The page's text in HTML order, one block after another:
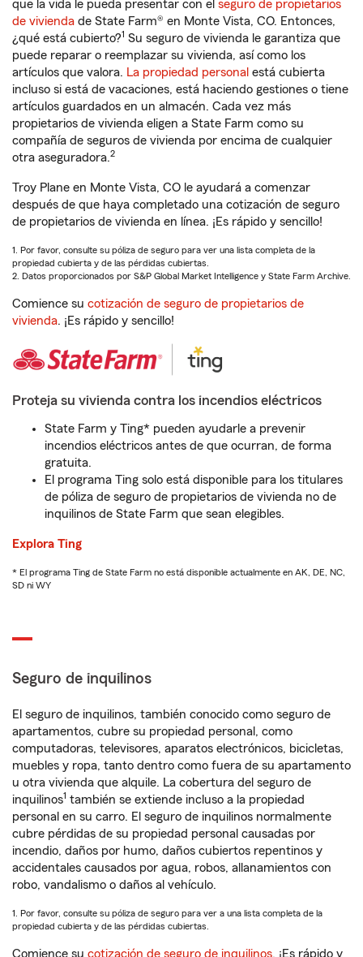
que la vida le pueda presentar con el seguro de propietarios
de vivienda de State Farm® en Monte Vista, CO. Entonces,
¿qué está cubierto?1 Su seguro de vivienda le garantiza que
puede reparar o reemplazar su vivienda, así como los
artículos que valora. La propiedad personal está cubierta
incluso si está de vacaciones, está haciendo gestiones o tiene
artículos guardados en un almacén. Cada vez más
propietarios de vivienda eligen a State Farm como su
compañía de seguros de vivienda por encima de cualquier
otra aseguradora.2
Troy Plane en Monte Vista, CO le ayudará a comenzar
después de que haya completado una cotización de seguro
de propietarios de vivienda en línea. ¡Es rápido y sencillo!
1. Por favor, consulte su póliza de seguro para ver una lista completa de la
propiedad cubierta y de las pérdidas cubiertas.
2. Datos proporcionados por S&P Global Market Intelligence y State Farm Archive.
Comience su cotización de seguro de propietarios de
vivienda. ¡Es rápido y sencillo!
Proteja su vivienda contra los incendios eléctricos
State Farm y Ting* pueden ayudarle a prevenir
incendios eléctricos antes de que ocurran, de forma
gratuita.
El programa Ting solo está disponible para los titulares
de póliza de seguro de propietarios de vivienda no de
inquilinos de State Farm que sean elegibles.
Explora Ting
* El programa Ting de State Farm no está disponible actualmente en AK, DE, NC,
SD ni WY
Seguro de inquilinos
El seguro de inquilinos, también conocido como seguro de
apartamentos, cubre su propiedad personal, como
computadoras, televisores, aparatos electrónicos, bicicletas,
muebles y ropa, tanto dentro como fuera de su apartamento
u otra vivienda que alquile. La cobertura del seguro de
inquilinos1 también se extiende incluso a la propiedad
personal en su carro. El seguro de inquilinos normalmente
cubre pérdidas de su propiedad personal causadas por
incendio, daños por humo, daños cubiertos repentinos y
accidentales causados por agua, robos, allanamientos con
robo, vandalismo o daños al vehículo.
1. Por favor, consulte su póliza de seguro para ver a una lista completa de la
propiedad cubierta y de las pérdidas cubiertas.
Comience su cotización de seguro de inquilinos. ¡Es rápido y